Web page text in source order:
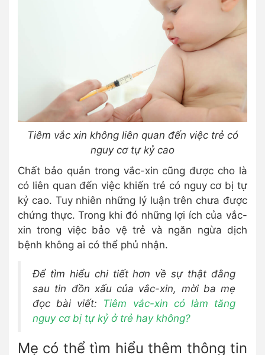
Tiêm vắc xin không liên quan đến việc trẻ có
nguy cơ tự kỷ cao
Chất bảo quản trong vắc-xin cũng được cho là
có liên quan đến việc khiến trẻ có nguy cơ bị tự
kỷ cao. Tuy nhiên những lý luận trên chưa được
chứng thực. Trong khi đó những lợi ích của vắc-
xin trong việc bảo vệ trẻ và ngăn ngừa dịch
bệnh không ai có thể phủ nhận.
Để tìm hiểu chi tiết hơn về sự thật đằng
sau tin đồn xấu của vắc-xin, mời ba mẹ
đọc bài viết: Tiêm vắc-xin có làm tăng
nguy cơ bị tự kỷ ở trẻ hay không?
Mẹ có thể tìm hiểu thêm thông tin